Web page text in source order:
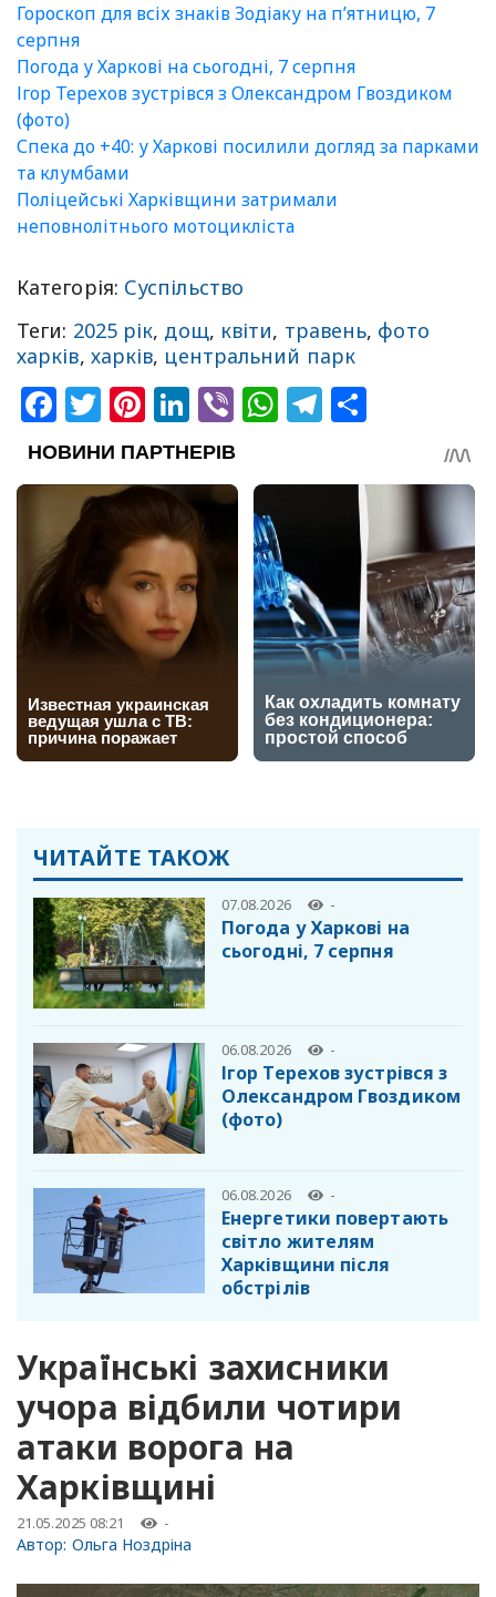
Гороскоп для всіх знаків Зодіаку на п’ятницю, 7
серпня
Погода у Харкові на сьогодні, 7 серпня
Ігор Терехов зустрівся з Олександром Гвоздиком
(фото)
Спека до +40: у Харкові посилили догляд за парками
та клумбами
Поліцейські Харківщини затримали
неповнолітнього мотоцикліста
Категорія: Суспільство
Теги: 2025 рік, дощ, квіти, травень, фото
харків, харків, центральний парк
Facebook
Twitter
Pinterest
LinkedIn
ViberWhatsApp
Telegram
ЧИТАЙТЕ ТАКОЖ
07.08.2026 -
Погода у Харкові на
сьогодні, 7 серпня
06.08.2026 -
Ігор Терехов зустрівся з
Олександром Гвоздиком
(фото)
06.08.2026 -
Енергетики повертають
світло жителям
Харківщини після
обстрілів
Українські захисники
учора відбили чотири
атаки ворога на
Харківщині
21.05.2025 08:21 -
Автор: Ольга Ноздріна